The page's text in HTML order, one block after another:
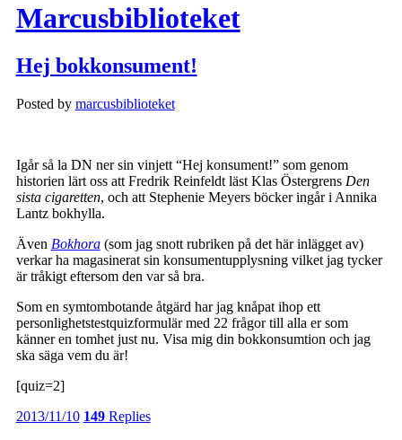
Marcusbiblioteket
Hej bokkonsument!
Posted by marcusbiblioteket
Igår så la DN ner sin vinjett “Hej konsument!” som genom
historien lärt oss att Fredrik Reinfeldt läst Klas Östergrens Den
sista cigaretten, och att Stephenie Meyers böcker ingår i Annika
Lantz bokhylla.
Även Bokhora(som jag snott rubriken på det här inlägget av)
verkar ha magasinerat sin konsumentupplysning vilket jag tycker
är tråkigt eftersom den var så bra.
Som en symtombotande åtgärd har jag knåpat ihop ett
personlighetstestquizformulär med 22 frågor till alla er som
känner en tomhet just nu. Visa mig din bokkonsumtion och jag
ska säga vem du är!
[quiz=2]
2013/11/10 149Replies